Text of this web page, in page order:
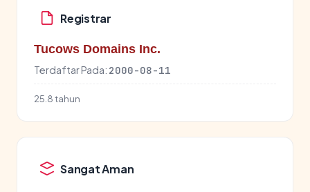
Registrar
Tucows Domains Inc.
Terdaftar Pada: 2000-08-11
25.8 tahun
Sangat Aman